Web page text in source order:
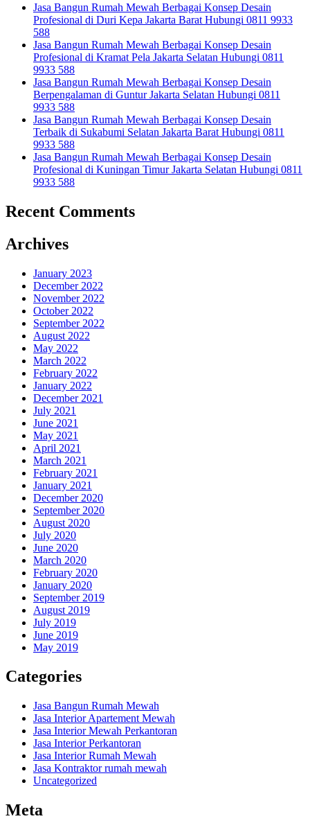
Jasa Bangun Rumah Mewah Berbagai Konsep Desain
Profesional di Duri Kepa Jakarta Barat Hubungi 0811 9933
588
Jasa Bangun Rumah Mewah Berbagai Konsep Desain
Profesional di Kramat Pela Jakarta Selatan Hubungi 0811
9933 588
Jasa Bangun Rumah Mewah Berbagai Konsep Desain
Berpengalaman di Guntur Jakarta Selatan Hubungi 0811
9933 588
Jasa Bangun Rumah Mewah Berbagai Konsep Desain
Terbaik di Sukabumi Selatan Jakarta Barat Hubungi 0811
9933 588
Jasa Bangun Rumah Mewah Berbagai Konsep Desain
Profesional di Kuningan Timur Jakarta Selatan Hubungi 0811
9933 588
Recent Comments
Archives
January 2023
December 2022
November 2022
October 2022
September 2022
August 2022
May 2022
March 2022
February 2022
January 2022
December 2021
July 2021
June 2021
May 2021
April 2021
March 2021
February 2021
January 2021
December 2020
September 2020
August 2020
July 2020
June 2020
March 2020
February 2020
January 2020
September 2019
August 2019
July 2019
June 2019
May 2019
Categories
Jasa Bangun Rumah Mewah
Jasa Interior Apartement Mewah
Jasa Interior Mewah Perkantoran
Jasa Interior Perkantoran
Jasa Interior Rumah Mewah
Jasa Kontraktor rumah mewah
Uncategorized
Meta